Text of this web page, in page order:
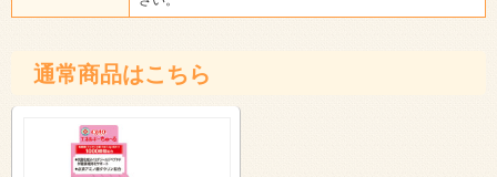
通常商品はこちら